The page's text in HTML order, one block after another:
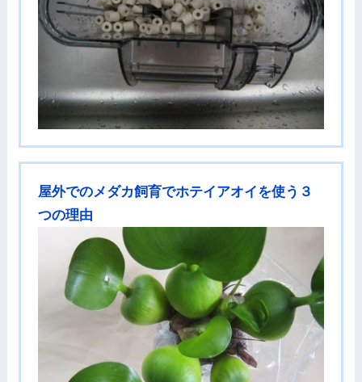
屋外でのメダカ飼育でホテイアオイを使う３
つの理由